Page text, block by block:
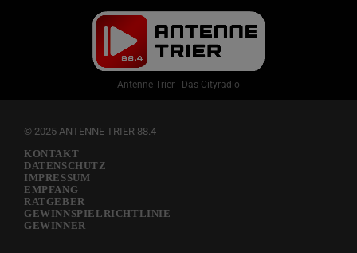
Antenne Trier - Das Cityradio
© 2025 ANTENNE TRIER 88.4
KONTAKT
DATENSCHUTZ
IMPRESSUM
EMPFANG
RATGEBER
GEWINNSPIELRICHTLINIE
GEWINNER